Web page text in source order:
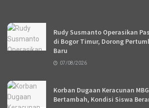
Rudy Susmanto Operasikan
di Bogor Timur, Dorong
Baru
07/08/2026
Korban Dugaan Keracunan
Bertambah, Kondisi Siswa